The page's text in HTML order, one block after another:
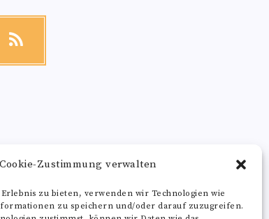
Cookie-Zustimmung verwalten
zu bieten, verwenden wir Technologien wie
zu speichern und/oder darauf zuzugreifen.